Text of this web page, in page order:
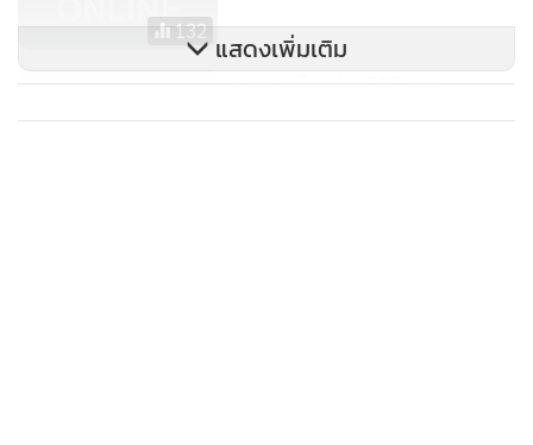
132
ส.อ.ท.เตรียมส่ง AEDP ภาค
ประชาชนยื่นรัฐชง 5 ข้อเร่งรัด
แสดงเพิ่มเติม